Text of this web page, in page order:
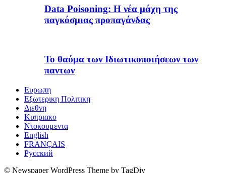
Data Poisoning: Η νέα μάχη της
παγκόσμιας προπαγάνδας
Το θαύμα των Ιδιωτικοποιήσεων των
παντων
Ευρωπη
Εξωτερικη Πολιτικη
Διεθνη
Κυπριακο
Ντοκουμεντα
English
FRANÇAIS
Русский
© Newspaper WordPress Theme by TagDiv